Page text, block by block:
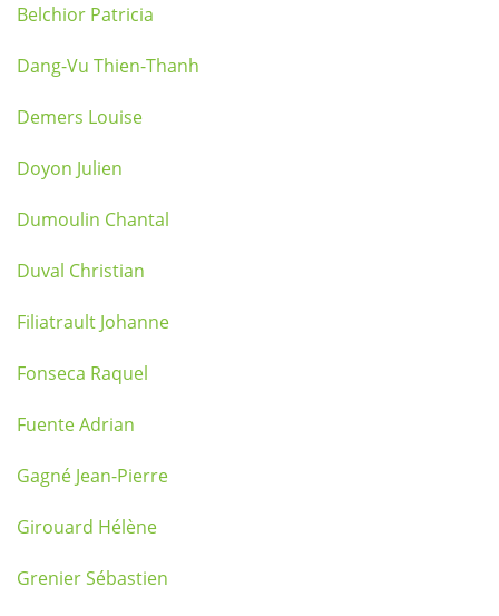
Belchior Patricia
Dang-Vu Thien-Thanh
Demers Louise
Doyon Julien
Dumoulin Chantal
Duval Christian
Filiatrault Johanne
Fonseca Raquel
Fuente Adrian
Gagné Jean-Pierre
Girouard Hélène
Grenier Sébastien